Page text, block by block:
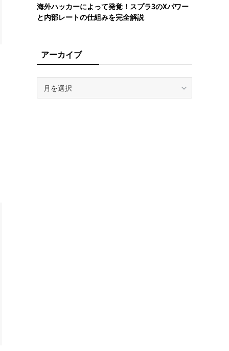
海外ハッカーによって発覚！スプラ3のXパワー
と内部レートの仕組みを完全解説
アーカイブ